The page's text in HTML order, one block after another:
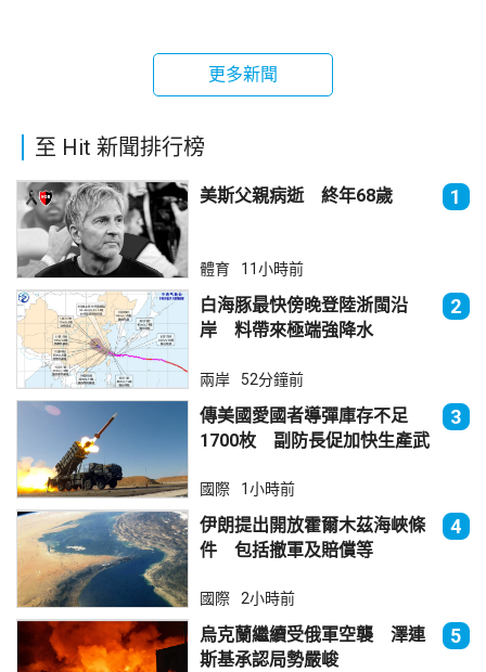
更多新聞
至 Hit 新聞排行榜
美斯父親病逝 終年68歲 1
體育 11小時前
白海豚最快傍晚登陸浙閩沿
岸 料帶來極端強降水
2
兩岸 52分鐘前
傳美國愛國者導彈庫存不足
1700枚 副防長促加快生產武
3
國際 1小時前
伊朗提出開放霍爾木茲海峽條
件 包括撤軍及賠償等
4
國際 2小時前
烏克蘭繼續受俄軍空襲 澤連
斯基承認局勢嚴峻
5